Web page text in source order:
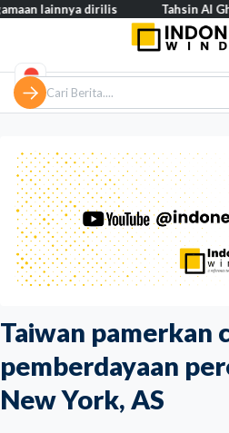
Taiwan pamerkan
pemberdayaan
New York, AS
dirilis Tahsin Al Ghozy